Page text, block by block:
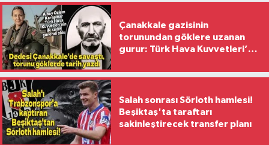
Çanakkale gazisinin
torunundan göklere uzanan
gurur: Türk Hava Kuvvetleri’nin
Salah sonrası Sörloth hamlesi!
Beşiktaş'ta taraftarı
sakinleştirecek transfer planı